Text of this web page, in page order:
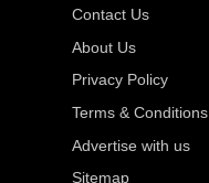
Contact Us
About Us
Privacy Policy
Terms & Conditions
Advertise with us
Sitemap